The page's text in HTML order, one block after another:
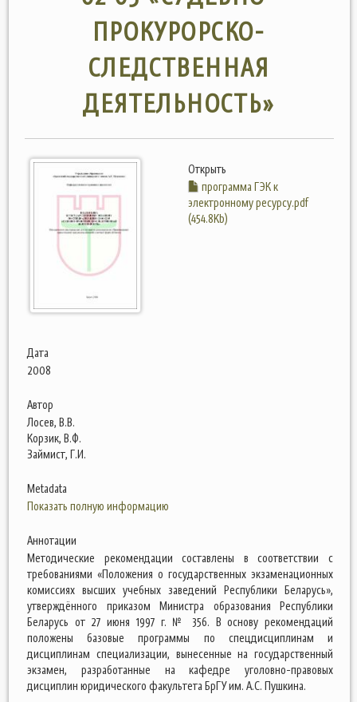
ПРОКУРОРСКО-
СЛЕДСТВЕННАЯ
ДЕЯТЕЛЬНОСТЬ»
Открыть
программа ГЭК к
электронному ресурсу.pdf
(454.8Kb)
Дата
2008
Автор
Лосев, В.В.
Корзик, В.Ф.
Займист, Г.И.
Metadata
Показать полную информацию
Аннотации
Методические рекомендации составлены в соответствии с
требованиями «Положения о государственных экзаменационных
комиссиях высших учебных заведений Республики Беларусь»,
утверждённого приказом Министра образования Республики
Беларусь от 27 июня 1997 г. № 356. В основу рекомендаций
положены базовые программы по спецдисциплинам и
дисциплинам специализации, вынесенные на государственный
экзамен, разработанные на кафедре уголовно-правовых
дисциплин юридического факультета БрГУ им. А.С. Пушкина.